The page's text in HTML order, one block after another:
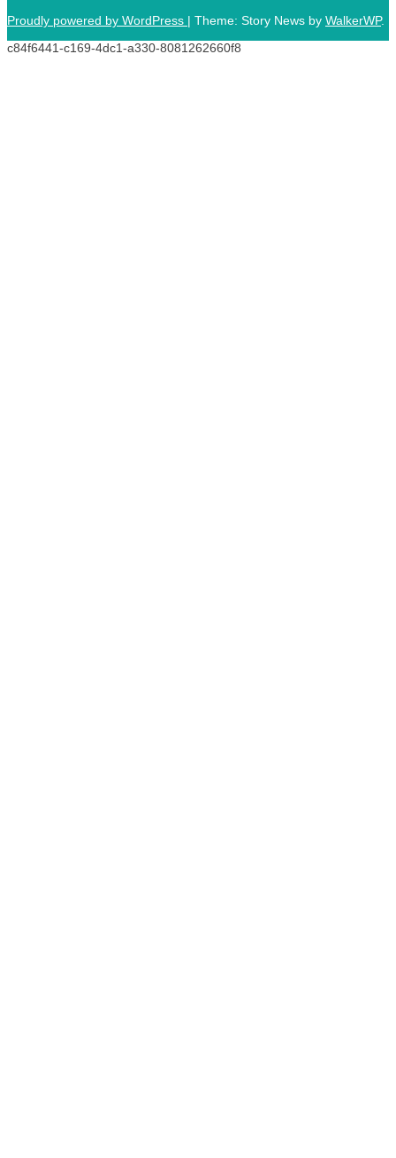
Proudly powered by WordPress | Theme: Story News by WalkerWP.
c84f6441-c169-4dc1-a330-8081262660f8